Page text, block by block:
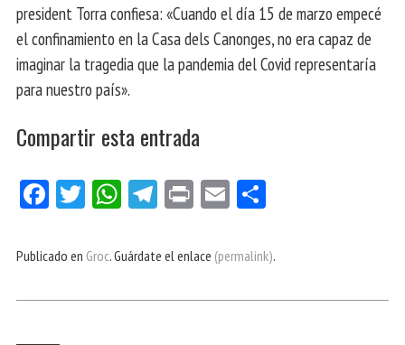
president Torra confiesa: «Cuando el día 15 de marzo empecé
el confinamiento en la Casa dels Canonges, no era capaz de
imaginar la tragedia que la pandemia del Covid representaría
para nuestro país».
Compartir esta entrada
Fa
bo
Tw
er
W
ts
p
Te
gr
m
Pri E
ail pa
r
Publicado en Groc. Guárdate el enlace (permalink).